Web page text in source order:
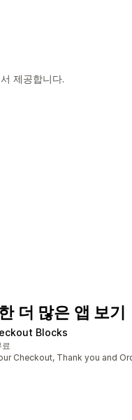
제공합니다.
더 많은 앱 보기
Blocks
료
Checkout, Thank you and